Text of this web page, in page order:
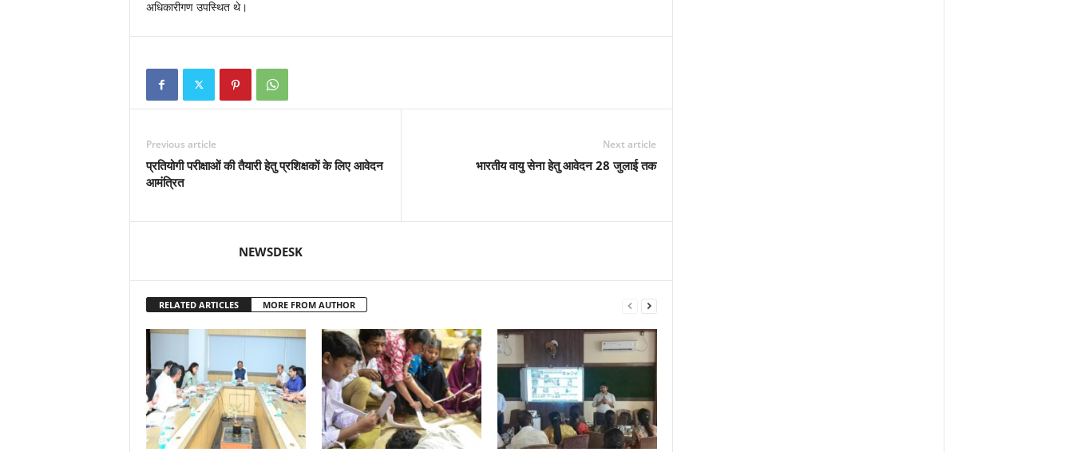
अधिकारीगण उपस्थित थे।
Previous article
प्रतियोगी परीक्षाओं की तैयारी हेतु प्रशिक्षकों के लिए आवेदन
आमंत्रित
Next article
भारतीय वायु सेना हेतु आवेदन 28 जुलाई तक
NEWSDESK
RELATED ARTICLES MORE FROM AUTHOR